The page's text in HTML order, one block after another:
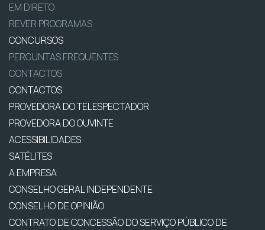
EM DIRETO
REVER PROGRAMAS
CONCURSOS
PERGUNTAS FREQUENTES
CONTACTOS
CONTACTOS
PROVEDORA DO TELESPECTADOR
PROVEDORA DO OUVINTE
ACESSIBILIDADES
SATÉLITES
A EMPRESA
CONSELHO GERAL INDEPENDENTE
CONSELHO DE OPINIÃO
CONTRATO DE CONCESSÃO DO SERVIÇO PÚBLICO DE